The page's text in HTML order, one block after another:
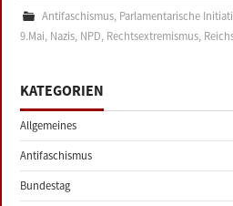
Antifaschismus, Parlamentarische
9.Mai, Nazis, NPD, Rechtsextremismus,
KATEGORIEN
Allgemeines
Antifaschismus
Bundestag